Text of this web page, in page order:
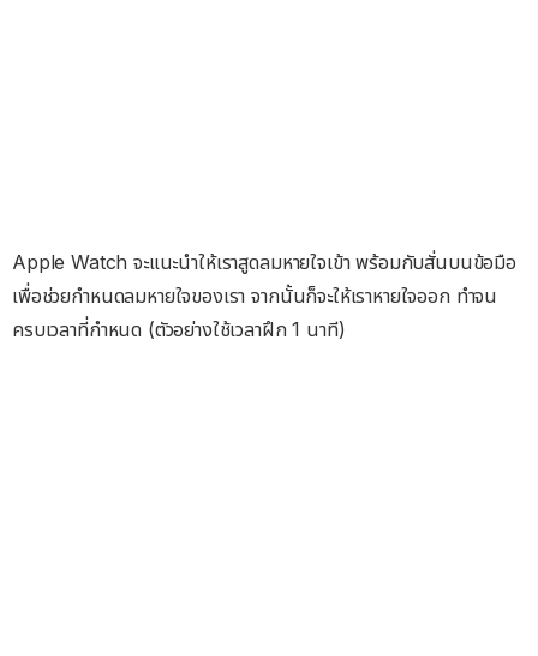
Apple Watch จะแนะนำให้เราสูดลมหายใจเข้า พร้อมกับสั่นบนข้อมือ
เพื่อช่วยกำหนดลมหายใจของเรา จากนั้นก็จะให้เราหายใจออก ทำจน
ครบเวลาที่กำหนด (ตัวอย่างใช้เวลาฝึก 1 นาที)